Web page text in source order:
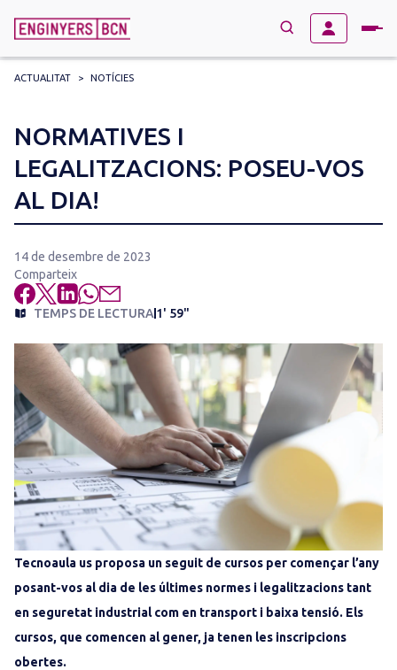
for:
ACTUALITAT > NOTÍCIES
NORMATIVES I
LEGALITZACIONS: POSEU-VOS
AL DIA!
14 de desembre de 2023
Comparteix
TEMPS DE LECTURA 1' 59"
Tecnoaula us proposa un seguit de cursos per començar l’any
posant-vos al dia de les últimes normes i legalitzacions tant
en seguretat industrial com en transport i baixa tensió. Els
cursos, que comencen al gener, ja tenen les inscripcions
obertes.